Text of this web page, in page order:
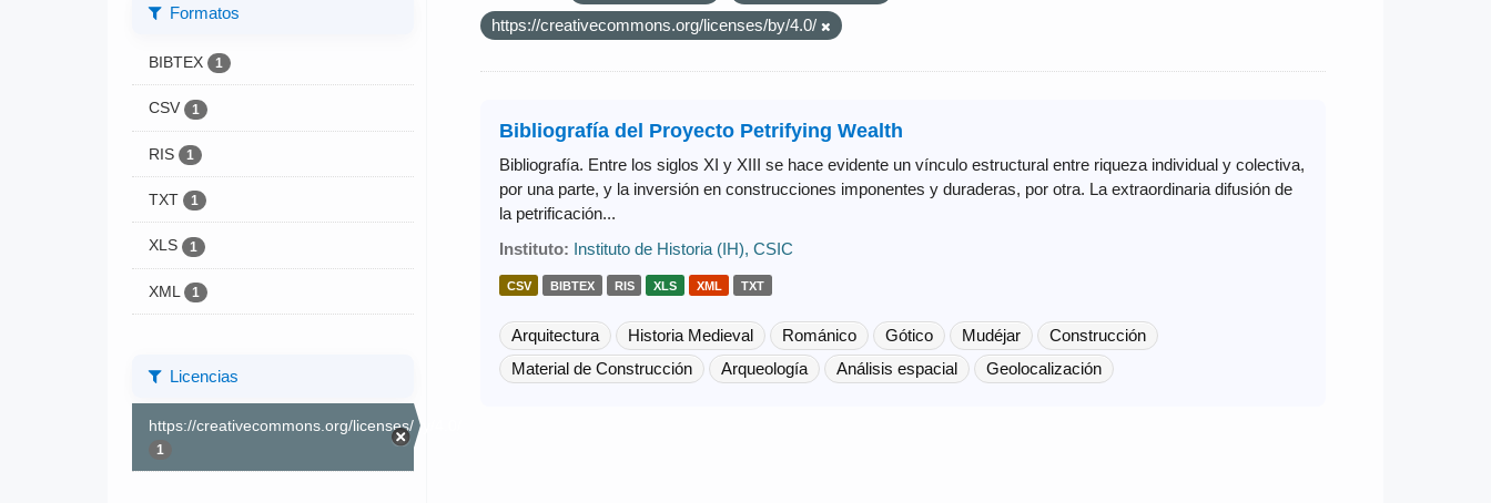
Formatos
BIBTEX 1
CSV 1
RIS 1
TXT 1
XLS 1
XML 1
Licencias
https://creativecommons.org/licenses/by/4.0/
1
https://creativecommons.org/licenses/by/4.0/
Bibliografía del Proyecto Petrifying Wealth
Bibliografía. Entre los siglos XI y XIII se hace evidente un vínculo estructural entre riqueza individual y colectiva,
por una parte, y la inversión en construcciones imponentes y duraderas, por otra. La extraordinaria difusión de
la petrificación...
Instituto: Instituto de Historia (IH), CSIC
CSV BIBTEX RIS XLS XML TXT
Arquitectura Historia Medieval Románico Gótico Mudéjar
Construcción
Material de Construcción
Arqueología Análisis espacial Geolocalización